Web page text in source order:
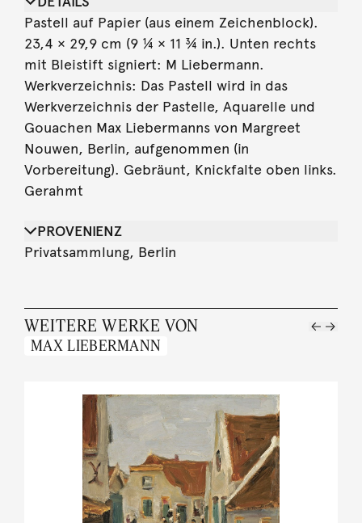
Pastell auf Papier (aus einem Zeichenblock).
23,4 × 29,9 cm (9 ¼ × 11 ¾ in.). Unten rechts
mit Bleistift signiert: M Liebermann.
Werkverzeichnis: Das Pastell wird in das
Werkverzeichnis der Pastelle, Aquarelle und
Gouachen Max Liebermanns von Margreet
Nouwen, Berlin, aufgenommen (in
Vorbereitung). Gebräunt, Knickfalte oben links.
Gerahmt
PROVENIENZ
Privatsammlung, Berlin
WEITERE WERKE VON
MAX LIEBERMANN